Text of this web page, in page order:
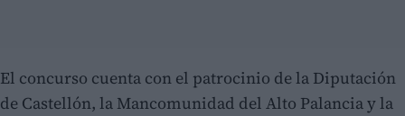
El concurso cuenta con el patrocinio de la Diputación
de Castellón, la Mancomunidad del Alto Palancia y la